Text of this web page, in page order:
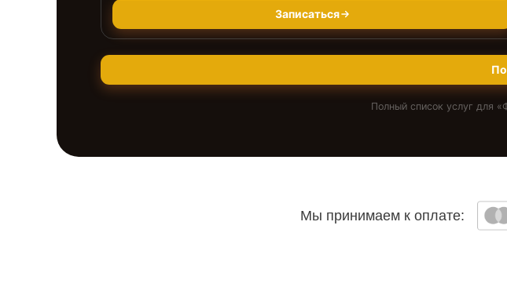
Записаться
Полный список услуг для «
Мы принимаем к оплате: